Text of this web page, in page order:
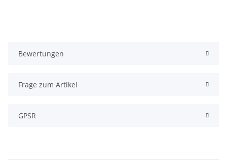
Bewertungen
Frage zum Artikel
GPSR